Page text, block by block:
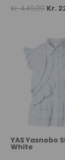
Kr.449,00
Kr.
Kr.
YAS Yasnobo
White